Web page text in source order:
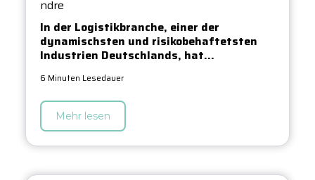
In der Logistikbranche, einer der
dynamischsten und risikobehaftetsten
Industrien Deutschlands, hat...
6 Minuten Lesedauer
Mehr lesen